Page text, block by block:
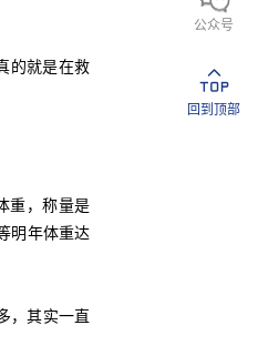
公众号
回到顶部
的就是在救
重，称量是
明年体重达
，其实一直